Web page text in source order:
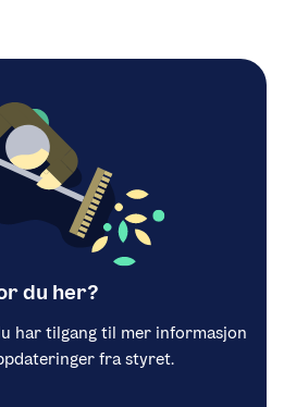
du her?
har tilgang til mer informasjon
fra styret.